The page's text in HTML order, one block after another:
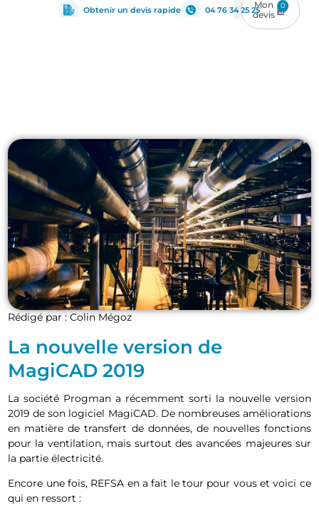
Obtenir un devis rapide 04 76 34 25 25 0
MEP
Rédigé par : Colin Mégoz
La nouvelle version de
MagiCAD 2019
La société Progman a récemment sorti la nouvelle version
2019 de son logiciel MagiCAD. De nombreuses améliorations
en matière de transfert de données, de nouvelles fonctions
pour la ventilation, mais surtout des avancées majeures sur
la partie électricité.
Encore une fois, REFSA en a fait le tour pour vous et voici ce
qui en ressort :